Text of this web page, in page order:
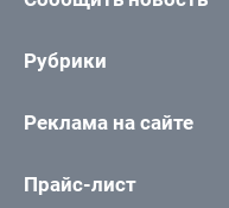
Рубрики
Реклама на сайте
Прайс-лист